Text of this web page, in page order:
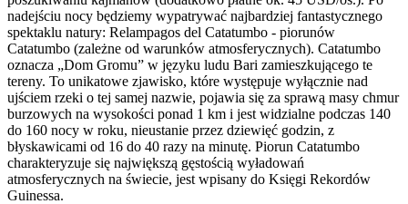
nadejściu nocy będziemy wypatrywać najbardziej fantastycznego
spektaklu natury: Relampagos del Catatumbo - piorunów
Catatumbo (zależne od warunków atmosferycznych). Catatumbo
oznacza „Dom Gromu” w języku ludu Bari zamieszkującego te
tereny. To unikatowe zjawisko, które występuje wyłącznie nad
ujściem rzeki o tej samej nazwie, pojawia się za sprawą masy chmur
burzowych na wysokości ponad 1 km i jest widzialne podczas 140
do 160 nocy w roku, nieustanie przez dziewięć godzin, z
błyskawicami od 16 do 40 razy na minutę. Piorun Catatumbo
charakteryzuje się największą gęstością wyładowań
atmosferycznych na świecie, jest wpisany do Księgi Rekordów
Guinessa.